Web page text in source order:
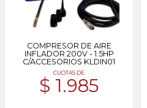
COMPRESOR DE AIRE
INFLADOR 200V - 1.5HP
C/ACCESORIOS KLDIN01
CUOTAS DE
$ 1.985